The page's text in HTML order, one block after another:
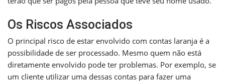
Os Riscos Associados
O principal risco de estar envolvido com contas laranja é a
possibilidade de ser processado. Mesmo quem não está
diretamente envolvido pode ter problemas. Por exemplo, se
um cliente utilizar uma dessas contas para fazer uma